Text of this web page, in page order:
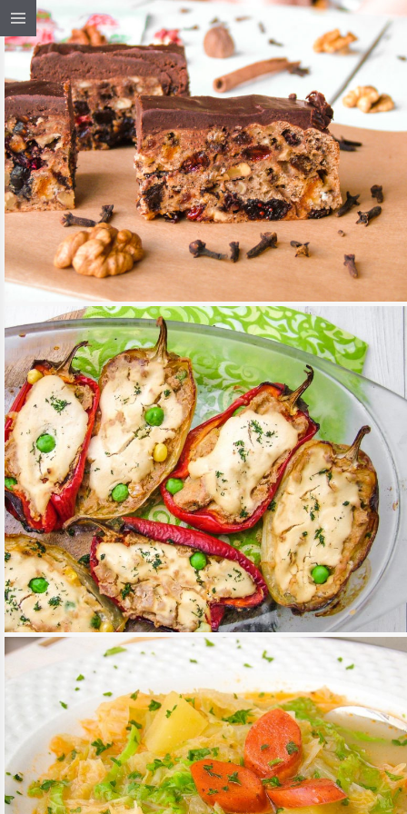
GYÜMÖLCSKENYÉR NON PLUSZ ULTRA
TOVÁBB OLVASOM ÉDESSÉG, DESSZERT/MAGYAROS KONYHA
KARÁCSONYI SÜLT TÖLTÖTT PAPRIKA
TOVÁBB OLVASOM FŐÉTELEK KÖRETEK/MAGYAROS KONYHA